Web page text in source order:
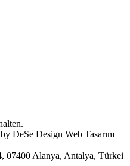
DeSe Design Web Tasarım
07400 Alanya, Antalya, Türkei